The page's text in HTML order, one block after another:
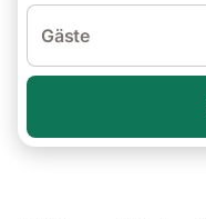
Gäste